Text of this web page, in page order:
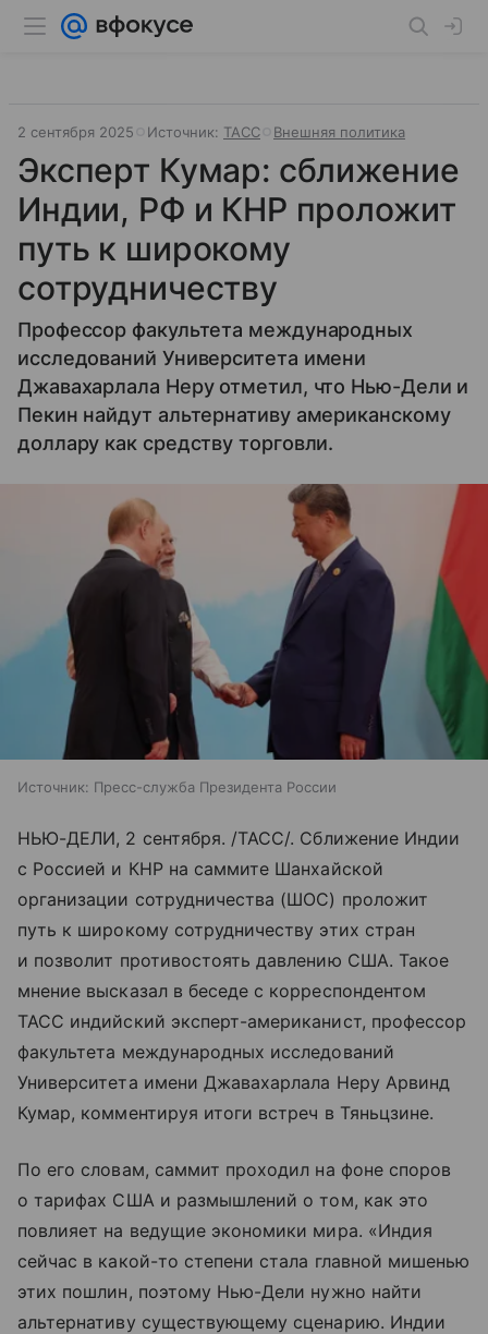
2 сентября 2025 Источник: ТАСС Внешняя политика
Эксперт Кумар: cближение
Индии, РФ и КНР проложит
путь к широкому
сотрудничеству
Профессор факультета международных
исследований Университета имени
Джавахарлала Неру отметил, что Нью-Дели и
Пекин найдут альтернативу американскому
доллару как средству торговли.
Источник: Пресс-служба Президента России
НЬЮ-ДЕЛИ, 2 сентября. /ТАСС/. Сближение Индии
с Россией и КНР на саммите Шанхайской
организации сотрудничества (ШОС) проложит
путь к широкому сотрудничеству этих стран
и позволит противостоять давлению США. Такое
мнение высказал в беседе с корреспондентом
ТАСС индийский эксперт-американист, профессор
факультета международных исследований
Университета имени Джавахарлала Неру Арвинд
Кумар, комментируя итоги встреч в Тяньцзине.
По его словам, саммит проходил на фоне споров
о тарифах США и размышлений о том, как это
повлияет на ведущие экономики мира. «Индия
сейчас в какой-то степени стала главной мишенью
этих пошлин, поэтому Нью-Дели нужно найти
альтернативу существующему сценарию. Индии